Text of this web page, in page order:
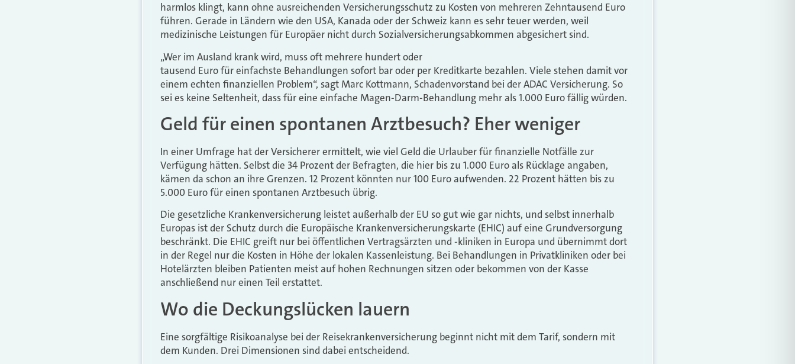
harmlos klingt, kann ohne ausreichenden Versicherungsschutz zu Kosten von mehreren Zehntausend Euro
führen. Gerade in Ländern wie den USA, Kanada oder der Schweiz kann es sehr teuer werden, weil
medizinische Leistungen für Europäer nicht durch Sozialversicherungsabkommen abgesichert sind.
„Wer im Ausland krank wird, muss oft mehrere hundert oder
tausend Euro für einfachste Behandlungen sofort bar oder per Kreditkarte bezahlen. Viele stehen damit vor
einem echten finanziellen Problem“, sagt Marc Kottmann, Schadenvorstand bei der ADAC Versicherung. So
sei es keine Seltenheit, dass für eine einfache Magen-Darm-Behandlung mehr als 1.000 Euro fällig würden.
Geld für einen spontanen Arztbesuch? Eher weniger
In einer Umfrage hat der Versicherer ermittelt, wie viel Geld die Urlauber für finanzielle Notfälle zur
Verfügung hätten. Selbst die 34 Prozent der Befragten, die hier bis zu 1.000 Euro als Rücklage angaben,
kämen da schon an ihre Grenzen. 12 Prozent könnten nur 100 Euro aufwenden. 22 Prozent hätten bis zu
5.000 Euro für einen spontanen Arztbesuch übrig.
Die gesetzliche Krankenversicherung leistet außerhalb der EU so gut wie gar nichts, und selbst innerhalb
Europas ist der Schutz durch die Europäische Krankenversicherungskarte (EHIC) auf eine Grundversorgung
beschränkt. Die EHIC greift nur bei öffentlichen Vertragsärzten und -kliniken in Europa und übernimmt dort
in der Regel nur die Kosten in Höhe der lokalen Kassenleistung. Bei Behandlungen in Privatkliniken oder bei
Hotelärzten bleiben Patienten meist auf hohen Rechnungen sitzen oder bekommen von der Kasse
anschließend nur einen Teil erstattet.
Wo die Deckungslücken lauern
Eine sorgfältige Risikoanalyse bei der Reisekrankenversicherung beginnt nicht mit dem Tarif, sondern mit
dem Kunden. Drei Dimensionen sind dabei entscheidend.